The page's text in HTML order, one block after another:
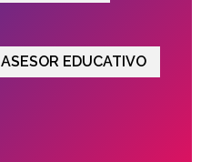
EDUCATIVO